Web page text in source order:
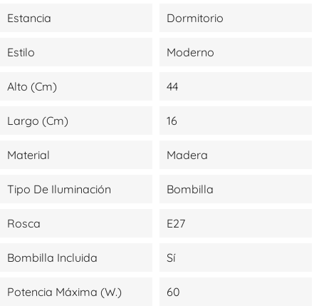
Estancia Dormitorio
Estilo Moderno
Alto (cm) 44
Largo (cm) 16
Material Madera
Tipo De Iluminación Bombilla
Rosca E27
Bombilla Incluida Sí
Potencia Máxima (W.) 60